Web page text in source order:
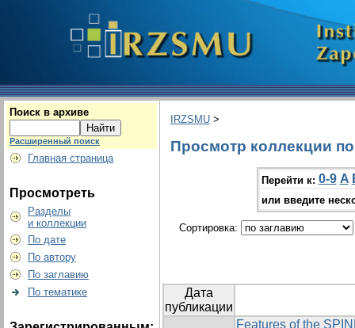
Поиск в архиве
Расширенный поиск
Главная страница
Просмотреть
Разделы
и коллекции
По дате
По автору
По заглавию
По тематике
IRZSMU >
Просмотр коллекции
Перейти к: 0-9 A
или введите
Сортировка:
Дата
публикации
Features of the